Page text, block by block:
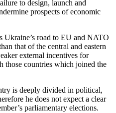
to design, launch and
prospects of economic
Ukraine’s road to EU and NATO
that of the central and eastern
external incentives for
those countries which joined the
is deeply divided in political,
he does not expect a clear
parliamentary elections.